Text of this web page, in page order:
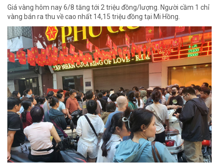
Giá vàng hôm nay 6/8 tăng tới 2 triệu đồng/lượng. Người cầm 1 chỉ
vàng bán ra thu về cao nhất 14,15 triệu đồng tại Mi Hồng.